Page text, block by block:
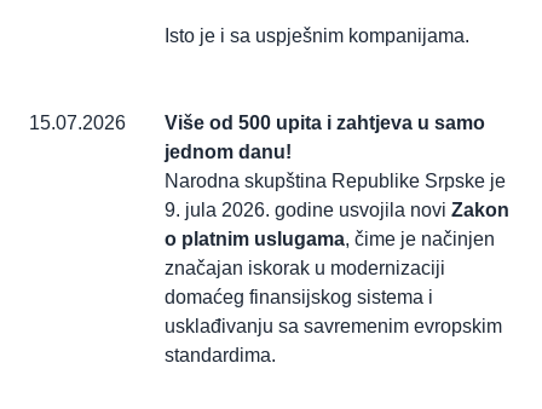
Isto je i sa uspješnim kompanijama.
15.07.2026
Više od 500 upita i zahtjeva u samo
jednom danu!
Narodna skupština Republike Srpske je
9. jula 2026. godine usvojila novi Zakon
o platnim uslugama, čime je načinjen
značajan iskorak u modernizaciji
domaćeg finansijskog sistema i
usklađivanju sa savremenim evropskim
standardima.